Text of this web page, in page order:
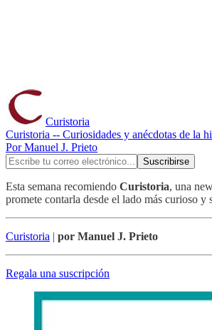
Curistoria
Curistoria -- Curiosidades y anécdotas de la
Por Manuel J. Prieto
Esta semana recomiendo Curistoria, una
promete contarla desde el lado más curioso y
Curistoria | por Manuel J. Prieto
Regala una suscripción